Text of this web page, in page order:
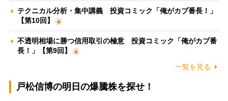
テクニカル分析・集中講義 投資コミック「俺がカブ番長！」
【第10回】
不透明相場に勝つ信用取引の極意 投資コミック「俺がカブ番
長！」【第9回】
一覧を見る
戸松信博の明日の爆騰株を探せ！